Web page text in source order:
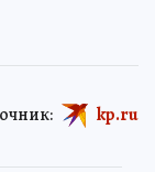
kp.ru